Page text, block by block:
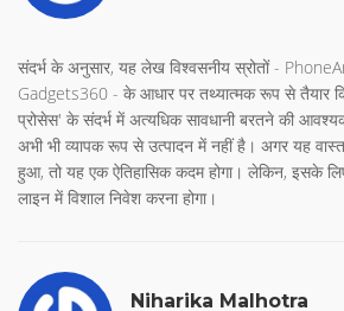
संदर्भ के अनुसार, यह लेख विश्वसनीय स्रोतों -
Gadgets360 - के आधार पर तथ्यात्मक रूप से तैयार
प्रोसेस' के संदर्भ में अत्यधिक सावधानी बरतने की
अभी भी व्यापक रूप से उत्पादन में नहीं है। अगर यह
हुआ, तो यह एक ऐतिहासिक कदम होगा। लेकिन, इसके
लाइन में विशाल निवेश करना होगा।
Niharika Malhotra